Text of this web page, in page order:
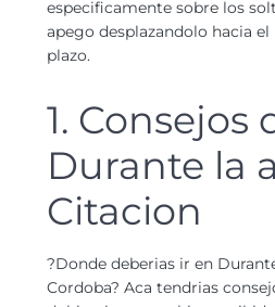
especificamente sobre los
apego desplazandolo hacia
plazo.
1. Consejos
Durante la
Citacion
?Donde deberias ir en
Cordoba? Aca tendri­as